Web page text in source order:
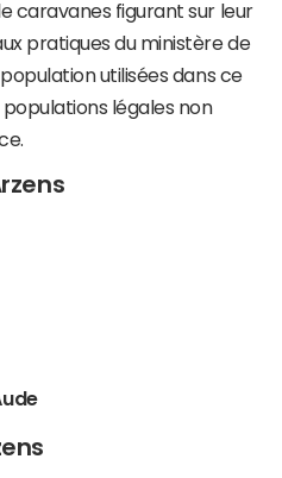
caravanes figurant sur leur
pratiques du ministère de
utilisées dans ce
légales non